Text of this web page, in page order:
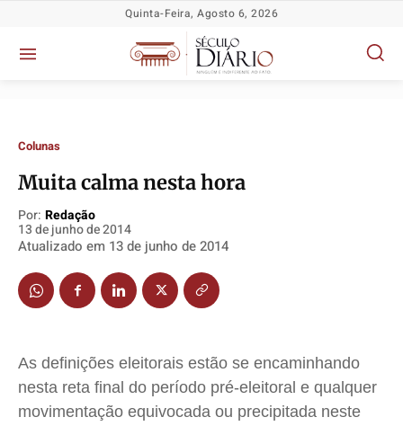
Socioeconômicas
Justiça
Meio Ambiente
Socioeconômicas
Justiça
Meio Ambiente
Socioeconômicas
Justiça
Meio Ambiente
Socioeconômicas
Justiça
Meio Ambiente
Quinta-Feira, Agosto 6, 2026
Colunas
Muita calma nesta hora
Por: Redação
13 de junho de 2014
Atualizado em 13 de junho de 2014
As definições eleitorais estão se encaminhando
nesta reta final do período pré-eleitoral e qualquer
movimentação equivocada ou precipitada neste